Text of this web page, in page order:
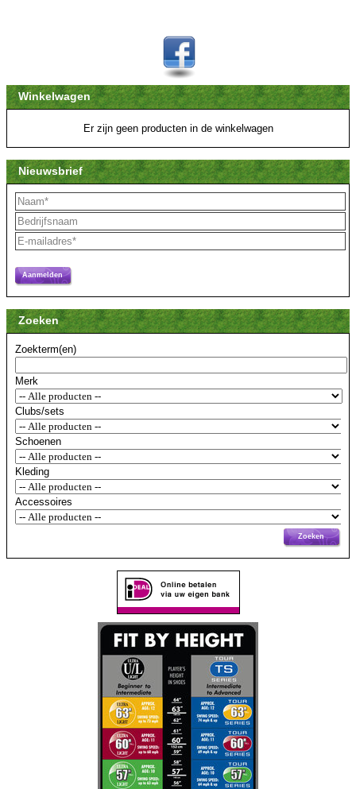
Winkelwagen
Er zijn geen producten in de winkelwagen
Nieuwsbrief
Aanmelden
Zoeken
Zoekterm(en)
Merk
Clubs/sets
Schoenen
Kleding
Accessoires
Zoeken